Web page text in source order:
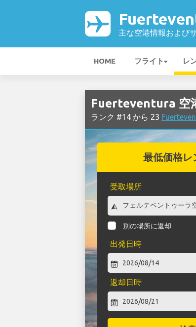
主な空港情報および
HOME フライト レ
Fuerteventura 空
ランク #14 から 23
最低価格レ
受取場所
別の場所に返却
出発日時
返却日時